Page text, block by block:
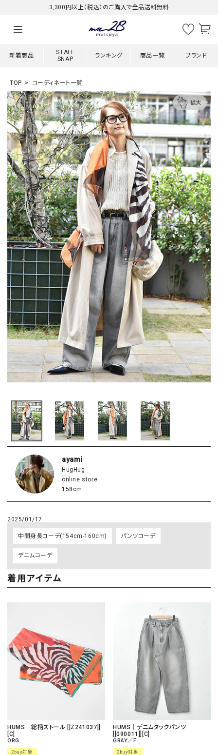
3,300円以上（税込）のご購入で全品送料無料
新着商品
STAFF
SNAP
ランキング 商品一覧 ブランド
TOP コーディネート一覧
ayami
HugHug
online store
158cm
2025/01/17
中間身長コーデ(154cm-160cm) パンツコーデ
デニムコーデ
着用アイテム
HUMS｜総柄ストール [[Z241037]]
[C]
ORG
2buy対象
HUMS｜デニムタックパンツ
[[090011]][C]
GRAY／F
2buy対象